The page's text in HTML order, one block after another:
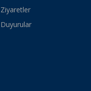
Ziyaretler
Duyurular